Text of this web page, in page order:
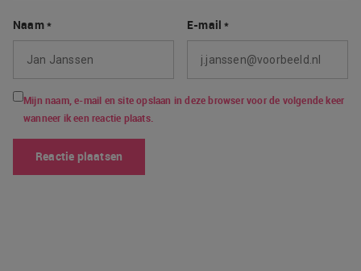
Naam* E-mail*
Mijn naam, e-mail en site opslaan in deze browser voor de volgende keer
wanneer ik een reactie plaats.